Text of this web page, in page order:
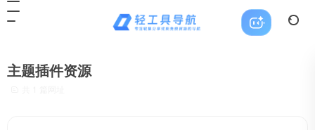
主题插件资源